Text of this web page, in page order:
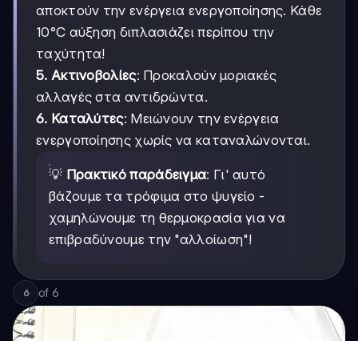
αποκτούν την ενέργεια ενεργοποίησης. Κάθε
10°C αύξηση διπλασιάζει περίπου την
ταχύτητα!
5. Ακτινοβολίες: Προκαλούν μοριακές
αλλαγές στα αντιδρώντα.
6. Καταλύτες: Μειώνουν την ενέργεια
ενεργοποίησης χωρίς να καταναλώνονται.
💡 Πρακτικό παράδειγμα: Γι' αυτό
βάζουμε τα τρόφιμα στο ψυγείο -
χαμηλώνουμε τη θερμοκρασία για να
επιβραδύνουμε την "αλλοίωση"!
6 of 6